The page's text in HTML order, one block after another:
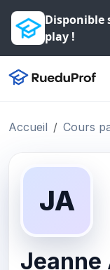
Disponible
play !
Accueil Cours
JA
Jeanne